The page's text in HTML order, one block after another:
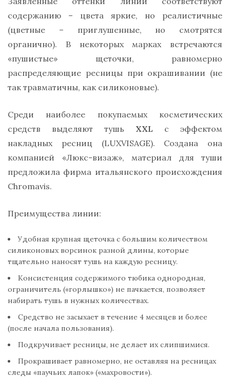
содержанию – цвета яркие, но реалистичные
(цветные – приглушенные, но смотрятся
органично). В некоторых марках встречаются
«пушистые» щеточки, равномерно
распределяющие ресницы при окрашивании (не
так травматичны, как силиконовые).
Среди наиболее покупаемых косметических
средств выделяют тушь XXL с эффектом
накладных ресниц (LUXVISAGE). Создана она
компанией «Люкс-визаж», материал для туши
предложила фирма итальянского происхождения
Chromavis.
Преимущества линии:
Удобная крупная щеточка с большим количеством
силиконовых ворсинок разной длины, которые
тщательно наносят тушь на каждую ресницу.
Консистенция содержимого тюбика однородная,
ограничитель («горлышко») не пачкается, позволяет
набирать тушь в нужных количествах.
Средство не засыхает в течение 4 месяцев и более
(после начала пользования).
Подкручивает ресницы, не делает их слипшимися.
Прокрашивает равномерно, не оставляя на ресницах
следы «паучьих лапок» («махровости»).